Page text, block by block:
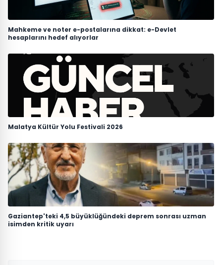
Mahkeme ve noter e-postalarına dikkat: e-Devlet
hesaplarını hedef alıyorlar
Malatya Kültür Yolu Festivali 2026
Gaziantep'teki 4,5 büyüklüğündeki deprem sonrası uzman
isimden kritik uyarı